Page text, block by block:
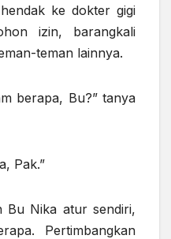
ke dokter gigi
izin, barangkali
teman lainnya.
berapa, Bu?” tanya
Pak.”
Bu Nika atur sendiri,
Pertimbangkan